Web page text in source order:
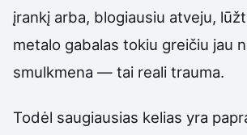
įrankį arba, blogiausiu atveju,
metalo gabalas tokiu greičiu jau
smulkmena — tai reali trauma.
Todėl saugiausias kelias yra